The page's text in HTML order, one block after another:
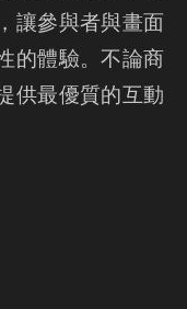
讓參與者與畫面
的體驗。不論商
供最優質的互動